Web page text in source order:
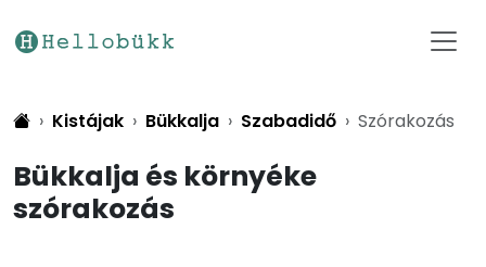
Kistájak Bükkalja Szabadidő Szórakozás
Bükkalja és környéke
szórakozás